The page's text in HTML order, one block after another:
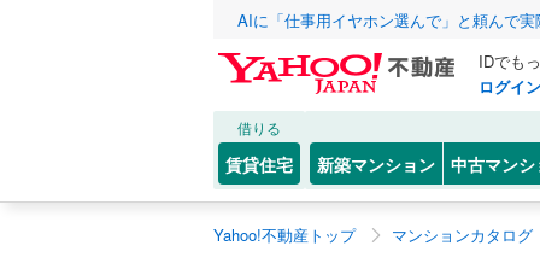
AIに「仕事用イヤホン選んで」と頼んで
IDでも
ログイン
借りる
賃貸住宅 新築マンション 中古マンシ
Yahoo!不動産トップ マンションカタログ